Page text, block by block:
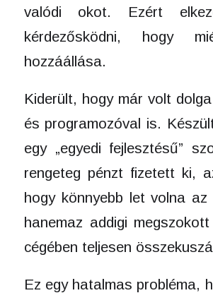
valódi okot. Ezért
kérdezősködni, hogy
hozzáállása.
Kiderült, hogy már volt
és programozóval is.
egy „egyedi fejlesztésű”
rengeteg pénzt fizetett ki,
hogy könnyebb let volna az
hanemaz addigi
cégében teljesen
Ez egy hatalmas probléma,